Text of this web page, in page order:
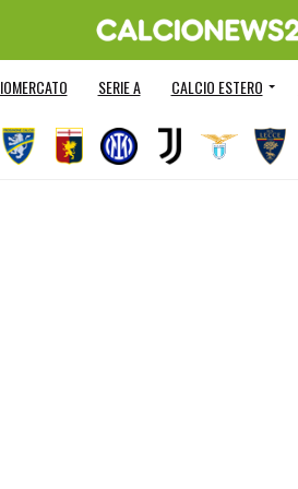
SERIE A CALCIO ESTERO